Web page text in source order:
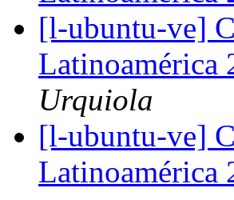
[l-ubuntu-ve]
Latinoamérica
Urquiola
[l-ubuntu-ve]
Latinoamérica